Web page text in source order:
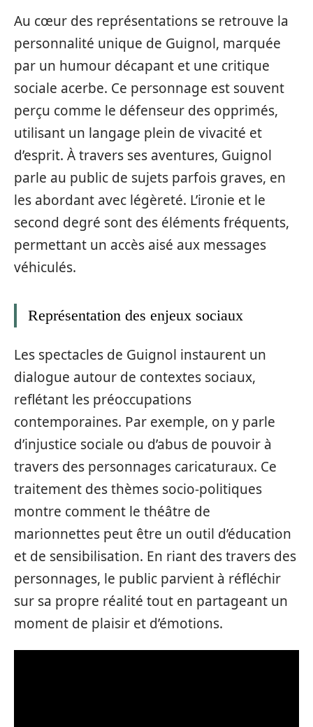
Au cœur des représentations se retrouve la
personnalité unique de Guignol, marquée
par un humour décapant et une critique
sociale acerbe. Ce personnage est souvent
perçu comme le défenseur des opprimés,
utilisant un langage plein de vivacité et
d’esprit. À travers ses aventures, Guignol
parle au public de sujets parfois graves, en
les abordant avec légèreté. L’ironie et le
second degré sont des éléments fréquents,
permettant un accès aisé aux messages
véhiculés.
Représentation des enjeux sociaux
Les spectacles de Guignol instaurent un
dialogue autour de contextes sociaux,
reflétant les préoccupations
contemporaines. Par exemple, on y parle
d’injustice sociale ou d’abus de pouvoir à
travers des personnages caricaturaux. Ce
traitement des thèmes socio-politiques
montre comment le théâtre de
marionnettes peut être un outil d’éducation
et de sensibilisation. En riant des travers des
personnages, le public parvient à réfléchir
sur sa propre réalité tout en partageant un
moment de plaisir et d’émotions.